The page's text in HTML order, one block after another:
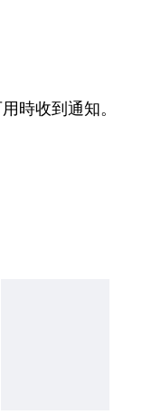
時收到通知。